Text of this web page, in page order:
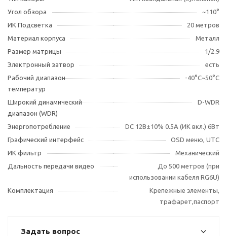
Угол обзора
~110°
ИК Подсветка
20 метров
Материал корпуса
Металл
Размер матрицы
1/2.9
Электронный затвор
есть
Рабочий диапазон
температур
-40°С~50°С
Широкий динамический
диапазон (WDR)
D-WDR
Энергопотребление
DC 12В±10% 0.5А (ИК вкл.) 6Вт
Графический интерфейс
OSD меню, UTC
ИК фильтр
Механический
Дальность передачи видео
До 500 метров (при
использовании кабеля RG6U)
Комплектация
Крепежные элементы,
трафарет,паспорт
Задать вопрос